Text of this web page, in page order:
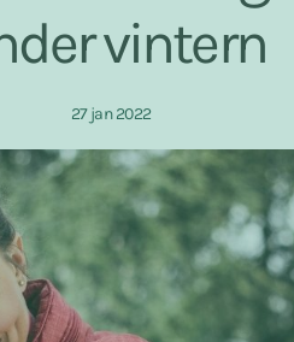
vintern
27 jan 2022